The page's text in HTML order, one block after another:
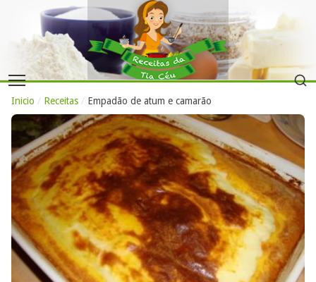
Inicio / Receitas / Empadão de atum e camarão